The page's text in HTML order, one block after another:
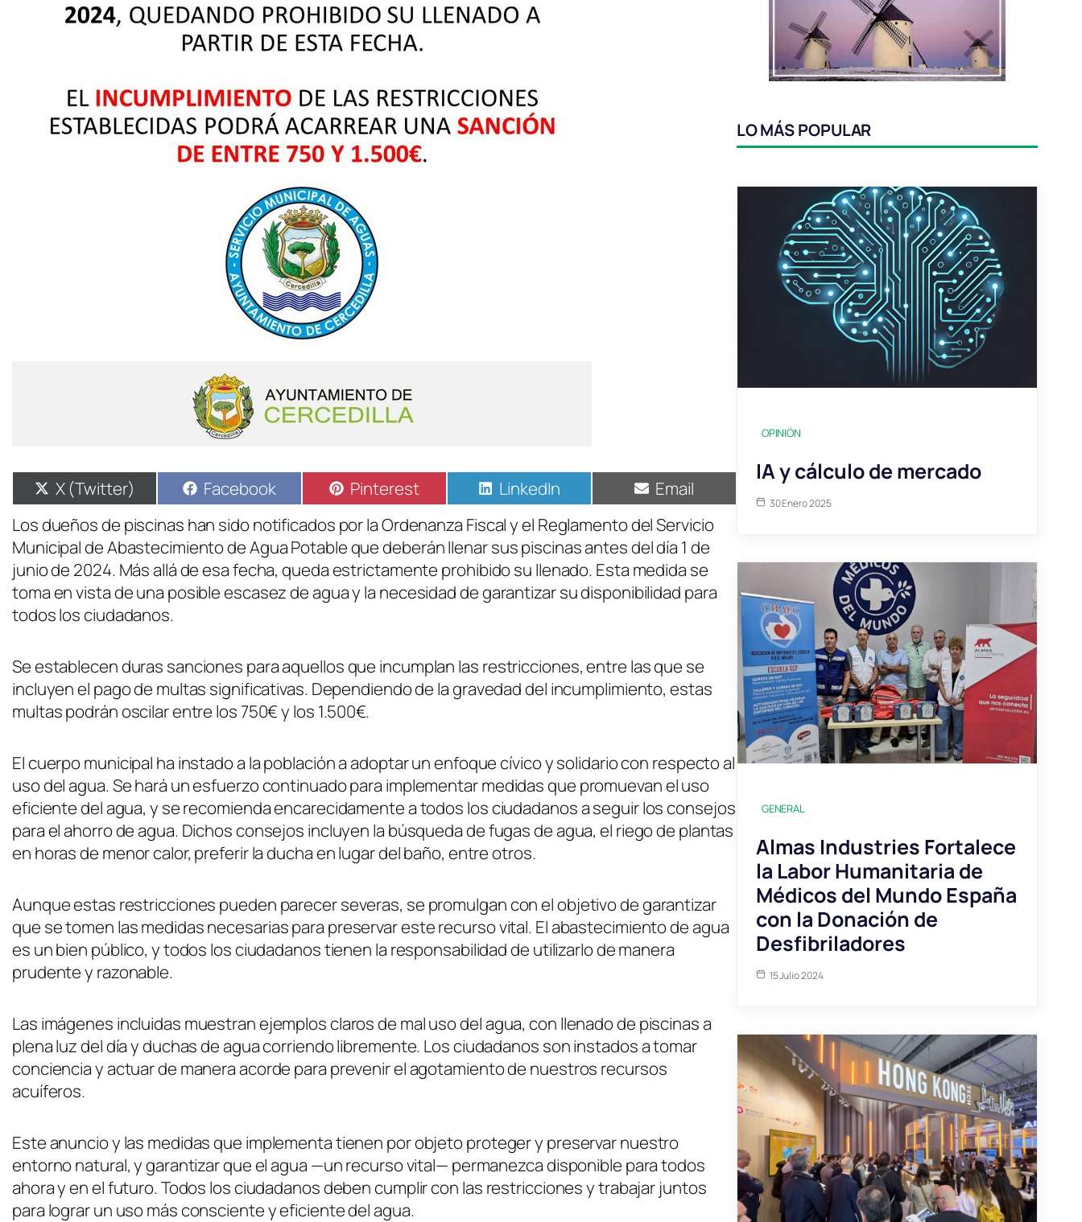
X (Twitter) Facebook Pinterest LinkedIn
Email
Los dueños de piscinas han sido notificados por la Ordenanza Fiscal y el Reglamento del Servicio
Municipal de Abastecimiento de Agua Potable que deberán llenar sus piscinas antes del día 1 de
junio de 2024. Más allá de esa fecha, queda estrictamente prohibido su llenado. Esta medida se
toma en vista de una posible escasez de agua y la necesidad de garantizar su disponibilidad para
todos los ciudadanos.
Se establecen duras sanciones para aquellos que incumplan las restricciones, entre las que se
incluyen el pago de multas significativas. Dependiendo de la gravedad del incumplimiento, estas
multas podrán oscilar entre los 750€ y los 1.500€.
El cuerpo municipal ha instado a la población a adoptar un enfoque cívico y solidario con respecto al
uso del agua. Se hará un esfuerzo continuado para implementar medidas que promuevan el uso
eficiente del agua, y se recomienda encarecidamente a todos los ciudadanos a seguir los consejos
para el ahorro de agua. Dichos consejos incluyen la búsqueda de fugas de agua, el riego de plantas
en horas de menor calor, preferir la ducha en lugar del baño, entre otros.
Aunque estas restricciones pueden parecer severas, se promulgan con el objetivo de garantizar
que se tomen las medidas necesarias para preservar este recurso vital. El abastecimiento de agua
es un bien público, y todos los ciudadanos tienen la responsabilidad de utilizarlo de manera
prudente y razonable.
Las imágenes incluidas muestran ejemplos claros de mal uso del agua, con llenado de piscinas a
plena luz del día y duchas de agua corriendo libremente. Los ciudadanos son instados a tomar
conciencia y actuar de manera acorde para prevenir el agotamiento de nuestros recursos
acuíferos.
Este anuncio y las medidas que implementa tienen por objeto proteger y preservar nuestro
entorno natural, y garantizar que el agua —un recurso vital— permanezca disponible para todos
ahora y en el futuro. Todos los ciudadanos deben cumplir con las restricciones y trabajar juntos
para lograr un uso más consciente y eficiente del agua.
LO MÁS POPULAR
OPINIÓN
IA y cálculo de mercado
30 Enero 2025
GENERAL
Almas Industries Fortalece
la Labor Humanitaria de
Médicos del Mundo España
con la Donación de
Desfibriladores
15 Julio 2024